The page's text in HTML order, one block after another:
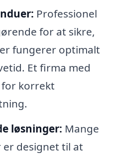
Professionel
for at sikre,
fungerer optimalt
Et firma med
korrekt
løsninger: Mange
designet til at